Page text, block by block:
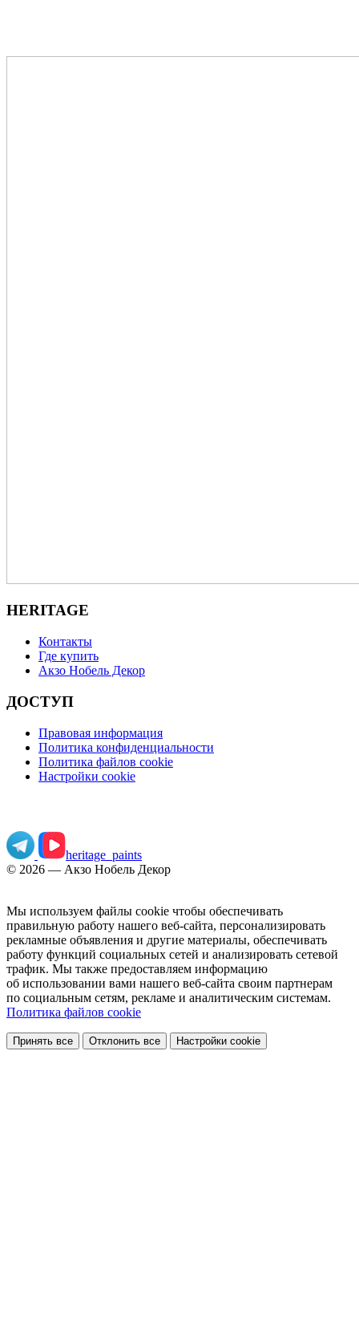
HERITAGE
Контакты
Где купить
Акзо Нобель Декор
ДОСТУП
Правовая информация
Политика конфиденциальности
Политика файлов cookie
Настройки cookie
heritage_paints
© 2026 — Акзо Нобель Декор
Мы используем файлы cookie чтобы обеспечивать
правильную работу нашего веб-сайта, персонализировать
рекламные объявления и другие материалы, обеспечивать
работу функций социальных сетей и анализировать сетевой
трафик. Мы также предоставляем информацию
об использовании вами нашего веб-сайта своим партнерам
по социальным сетям, рекламе и аналитическим системам.
Политика файлов cookie
Принять все Отклонить все Настройки cookie